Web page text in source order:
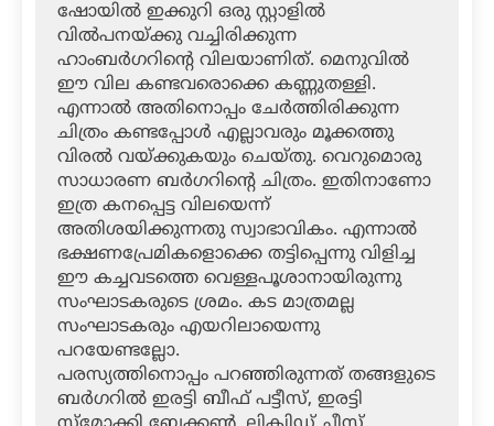
ഷോയില്‍ ഇക്കുറി ഒരു സ്റ്റാളില്‍
വില്‍പനയ്ക്കു വച്ചിരിക്കുന്ന
ഹാംബര്‍ഗറിന്റെ വിലയാണിത്. മെനുവില്‍
ഈ വില കണ്ടവരൊക്കെ കണ്ണുതള്ളി.
എന്നാല്‍ അതിനൊപ്പം ചേര്‍ത്തിരിക്കുന്ന
ചിത്രം കണ്ടപ്പോള്‍ എല്ലാവരും മൂക്കത്തു
വിരല്‍ വയ്ക്കുകയും ചെയ്തു. വെറുമൊരു
സാധാരണ ബര്‍ഗറിന്റെ ചിത്രം. ഇതിനാണോ
ഇത്ര കനപ്പെട്ട വിലയെന്ന്
അതിശയിക്കുന്നതു സ്വാഭാവികം. എന്നാല്‍
ഭക്ഷണപ്രേമികളൊക്കെ തട്ടിപ്പെന്നു വിളിച്ച
ഈ കച്ചവടത്തെ വെള്ളപൂശാനായിരുന്നു
സംഘാടകരുടെ ശ്രമം. കട മാത്രമല്ല
സംഘാടകരും എയറിലായെന്നു
പറയേണ്ടല്ലോ.
പരസ്യത്തിനൊപ്പം പറഞ്ഞിരുന്നത് തങ്ങളുടെ
ബര്‍ഗറില്‍ ഇരട്ടി ബീഫ് പട്ടീസ്, ഇരട്ടി